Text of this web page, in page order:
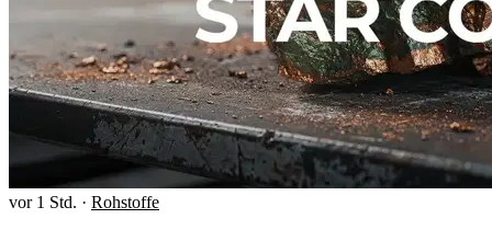
vor 1 Std. · Rohstoffe